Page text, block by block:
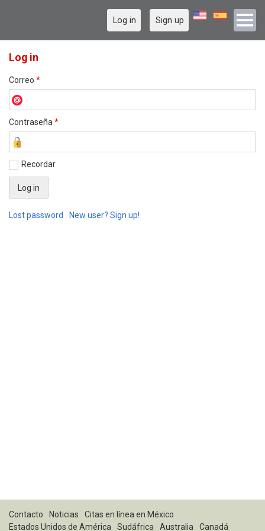
Log in Sign up
Log in
Correo *
Contraseña *
Recordar
Lost password New user? Sign up!
Contacto Noticias
Citas en línea en México
Estados Unidos de América
Sudáfrica Australia Canadá